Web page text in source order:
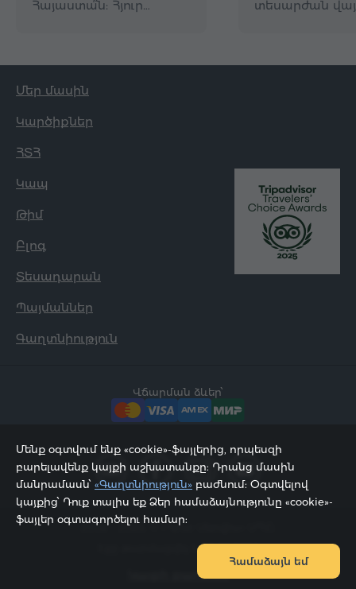
Հայաստա՞ն: Հյուր…
տեսարժան
Մեր մասին
Կարծիքներ
ՀՏՀ
Կապ
Թիմ
Բլոգ
Տեսադարան
Պայմաններ
Գաղտնիություն
Վճարման ձևեր՝
2002 - 2026, © «Հյուր Սերվիս» ՍՊԸ;
Էջը թարմացվել է 06.08.2026
Կայքի քարտեզ
Մենք օգտվում ենք «cookie»-ֆայլերից, որպեսզի
բարելավենք կայքի աշխատանքը: Դրանց մասին
մանրամասն՝ «Գաղտնիություն» բաժնում: Օգտվելով
կայքից՝ Դուք տալիս եք Ձեր համաձայնությունը «cookie»-
ֆայլեր օգտագործելու համար:
Համաձայն եմ